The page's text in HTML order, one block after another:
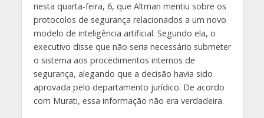
nesta quarta-feira, 6, que Altman mentiu sobre os
protocolos de segurança relacionados a um novo
modelo de inteligência artificial. Segundo ela, o
executivo disse que não seria necessário submeter
o sistema aos procedimentos internos de
segurança, alegando que a decisão havia sido
aprovada pelo departamento jurídico. De acordo
com Murati, essa informação não era verdadeira.